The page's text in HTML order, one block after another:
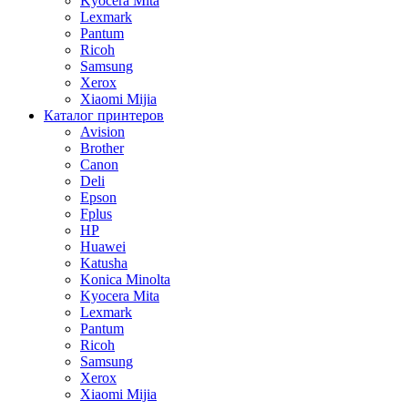
Lexmark
Pantum
Ricoh
Samsung
Xerox
Xiaomi Mijia
Каталог принтеров
Avision
Brother
Canon
Deli
Epson
Fplus
HP
Huawei
Katusha
Konica Minolta
Kyocera Mita
Lexmark
Pantum
Ricoh
Samsung
Xerox
Xiaomi Mijia